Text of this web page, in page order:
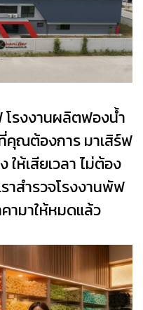
โรงงานผลิตฟองน้ำ
คุณต้องการ มาเสิร์ฟ
ให้เสียเวลา ไม่ต้อง
าสำรวจโรงงานพัฟ
ามาให้หมดแล้ว